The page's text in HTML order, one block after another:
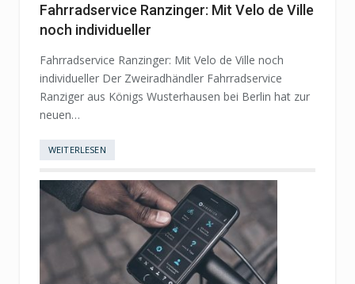
Fahrradservice Ranzinger: Mit Velo de Ville
noch individueller
Fahrradservice Ranzinger: Mit Velo de Ville noch
individueller Der Zweiradhändler Fahrradservice
Ranziger aus Königs Wusterhausen bei Berlin hat zur
neuen…
WEITERLESEN